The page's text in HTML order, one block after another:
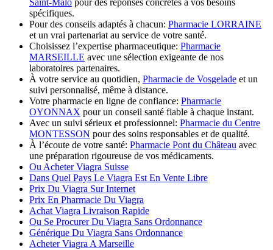
Saint-Malo pour des réponses concrètes à vos besoins
spécifiques.
Pour des conseils adaptés à chacun: Pharmacie LORRAINE
et un vrai partenariat au service de votre santé.
Choisissez l’expertise pharmaceutique: Pharmacie
MARSEILLE avec une sélection exigeante de nos
laboratoires partenaires.
À votre service au quotidien, Pharmacie de Vosgelade et un
suivi personnalisé, même à distance.
Votre pharmacie en ligne de confiance: Pharmacie
OYONNAX pour un conseil santé fiable à chaque instant.
Avec un suivi sérieux et professionnel: Pharmacie du Centre
MONTESSON pour des soins responsables et de qualité.
À l’écoute de votre santé: Pharmacie Pont du Château avec
une préparation rigoureuse de vos médicaments.
Ou Acheter Viagra Suisse
Dans Quel Pays Le Viagra Est En Vente Libre
Prix Du Viagra Sur Internet
Prix En Pharmacie Du Viagra
Achat Viagra Livraison Rapide
Ou Se Procurer Du Viagra Sans Ordonnance
Générique Du Viagra Sans Ordonnance
Acheter Viagra A Marseille